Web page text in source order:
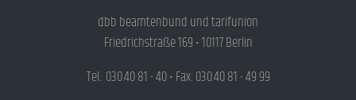
dbb beamtenbund und tarifunion
Friedrichstraße 169 • 10117 Berlin
Tel.: 030.40 81 - 40 • Fax: 030.40 81 - 49 99